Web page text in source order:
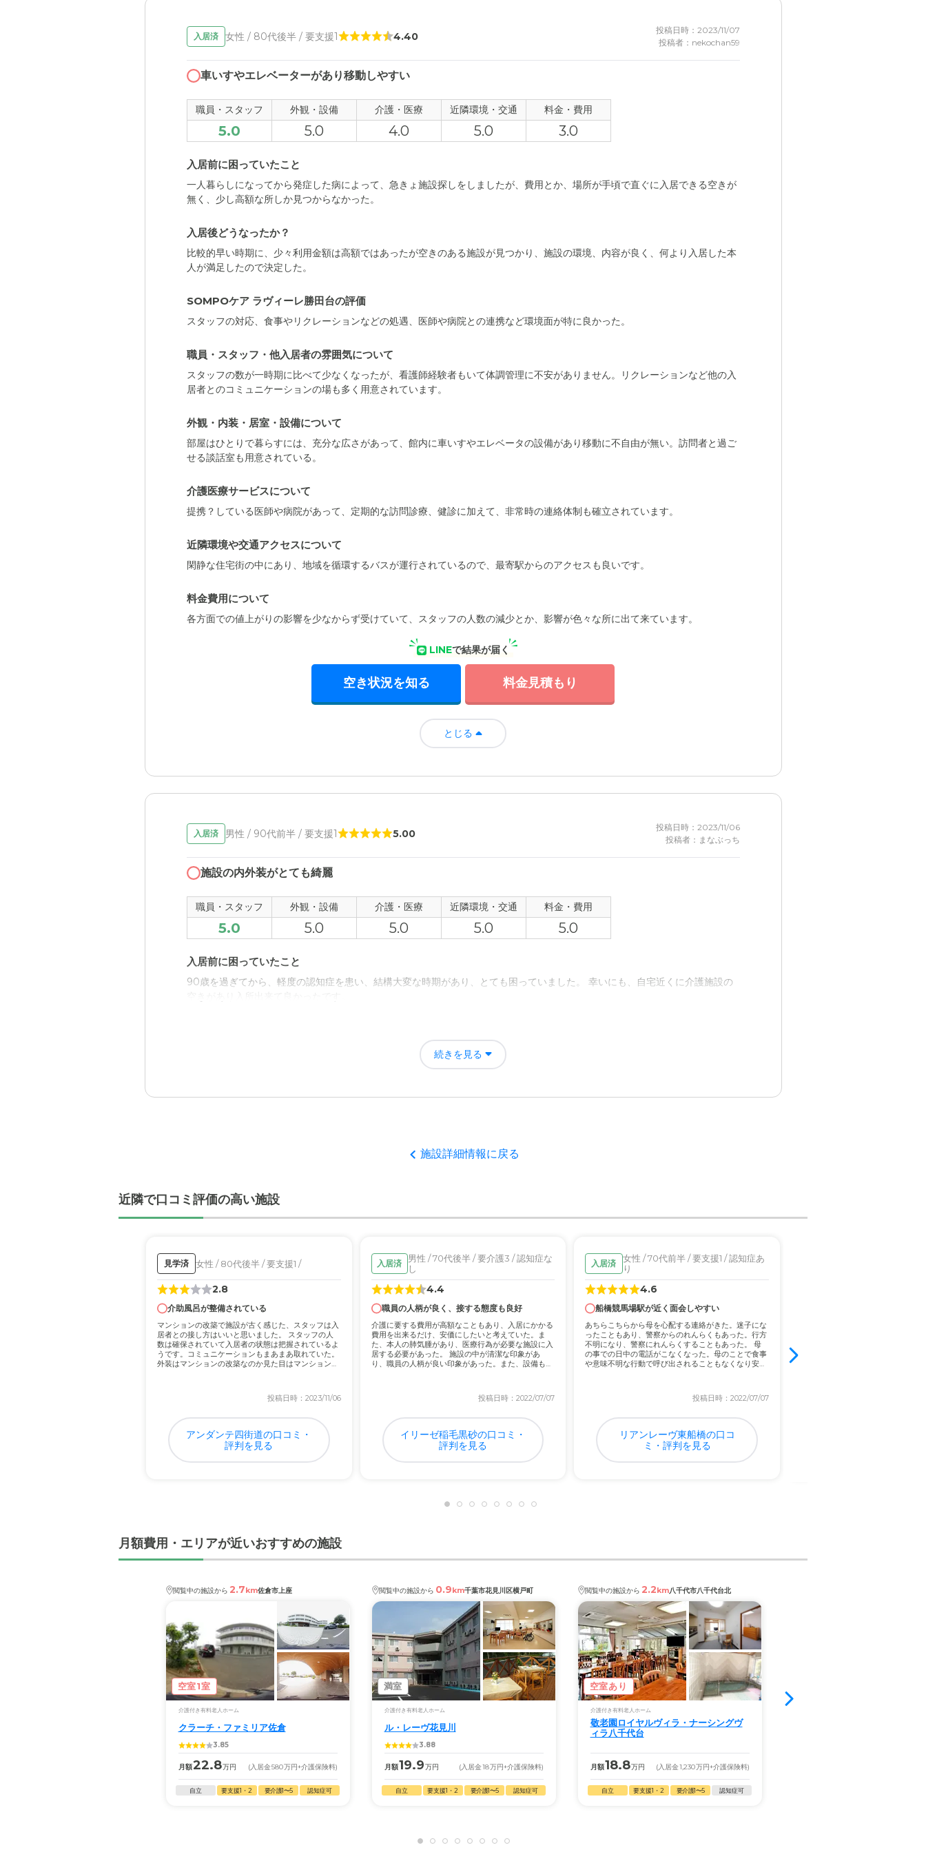
入居済 女性 / 80代後半 / 要支援1 4.40
投稿日時：2023/11/07
投稿者：nekochan59
車いすやエレベーターがあり移動しやすい
職員・スタッフ 外観・設備 介護・医療 近隣環境・交通 料金・費用
5.0 5.0 4.0 5.0 3.0
入居前に困っていたこと
一人暮らしになってから発症した病によって、急きょ施設探しをしましたが、費用とか、場所が手頃で直ぐに入居できる空きが
無く、少し高額な所しか見つからなかった。
入居後どうなったか？
比較的早い時期に、少々利用金額は高額ではあったが空きのある施設が見つかり、施設の環境、内容が良く、何より入居した本
人が満足したので決定した。
SOMPOケア ラヴィーレ勝田台の評価
スタッフの対応、食事やリクレーションなどの処遇、医師や病院との連携など環境面が特に良かった。
職員・スタッフ・他入居者の雰囲気について
スタッフの数が一時期に比べて少なくなったが、看護師経験者もいて体調管理に不安がありません。リクレーションなど他の入
居者とのコミュニケーションの場も多く用意されています。
外観・内装・居室・設備について
部屋はひとりで暮らすには、充分な広さがあって、館内に車いすやエレベータの設備があり移動に不自由が無い。訪問者と過ご
せる談話室も用意されている。
介護医療サービスについて
提携？している医師や病院があって、定期的な訪問診療、健診に加えて、非常時の連絡体制も確立されています。
近隣環境や交通アクセスについて
閑静な住宅街の中にあり、地域を循環するバスが運行されているので、最寄駅からのアクセスも良いです。
料金費用について
各方面での値上がりの影響を少なからず受けていて、スタッフの人数の減少とか、影響が色々な所に出て来ています。
LINEで結果が届く
空き状況を知る 料金見積もり
とじる
入居済 男性 / 90代前半 / 要支援1 5.00
投稿日時：2023/11/06
投稿者：まなぶっち
施設の内外装がとても綺麗
職員・スタッフ 外観・設備 介護・医療 近隣環境・交通 料金・費用
5.0 5.0 5.0 5.0 5.0
入居前に困っていたこと
90歳を過ぎてから、軽度の認知症を患い、結構大変な時期があり、とても困っていました。 幸いにも、自宅近くに介護施設の
ほぼ毎週、介護しに家に行くことが大変でした。 その大変さが、介護施設入所で解消出来た事がとても良かった事で安堵してお
SOMPOケア ラヴィーレ勝田台の評価
外観・内装・居室・設備について
介護医療サービスについて
本人第一を念頭に接してくれているので、安心してお願い来るのがとてもいいとおもいました。
近隣環境や交通アクセスについて
実家・駅からさほど離れていない距離なのでアクセスはとてもいいので、あんしんです。
料金費用について
続きを見る
施設詳細情報に戻る
近隣で口コミ評価の高い施設
見学済 女性 / 80代後半 / 要支援1 /
2.8
介助風呂が整備されている
マンションの改築で施設が古く感じた、スタッフは入
居者との接し方はいいと思いました。 スタッフの人
数は確保されていて入居者の状態は把握されているよ
うです。コミュニケーションもまあまあ取れていた。
外装はマンションの改築なのか見た目はマンション的
投稿日時：2023/11/06
アンダンテ四街道の口コミ・
評判を見る
入居済
男性 / 70代後半 / 要介護3 / 認知症な
し
4.4
職員の人柄が良く、接する態度も良好
介護に要する費用が高額なこともあり、入居にかかる
費用を出来るだけ、安価にしたいと考えていた。ま
た、本人の肺気腫があり、医療行為が必要な施設に入
居する必要があった。 施設の中が清潔な印象があ
り、職員の人柄が良い印象があった。また、設備も充
投稿日時：2022/07/07
イリーゼ稲毛黒砂の口コミ・
評判を見る
入居済
女性 / 70代前半 / 要支援1 / 認知症あ
り
4.6
船橋競馬場駅が近く面会しやすい
あちらこちらから母を心配する連絡がきた。迷子にな
ったこともあり、警察からのれんらくもあった。行方
不明になり、警察にれんらくすることもあった。 母
の事での日中の電話がこなくなった。母のことで食事
や意味不明な行動で呼び出されることもなくなり安心
投稿日時：2022/07/07
リアンレーヴ東船橋の口コ
ミ・評判を見る
月額費用・エリアが近いおすすめの施設
閲覧中の施設から 2.7km佐倉市上座
空室1室
介護付き有料老人ホーム
クラーチ・ファミリア佐倉
3.85
月額22.8万円 (入居金580万円+介護保険料)
自立 要支援1・2 要介護1〜5 認知症可
閲覧中の施設から 0.9km千葉市花見川区横戸町
満室
介護付き有料老人ホーム
ル・レーヴ花見川
3.88
月額19.9万円 (入居金18万円+介護保険料)
自立 要支援1・2 要介護1〜5 認知症可
閲覧中の施設から 2.2km八千代市八千代台北
空室あり
介護付き有料老人ホーム
敬老園ロイヤルヴィラ・ナーシングヴ
ィラ八千代台
月額18.8万円 (入居金1,230万円+介護保険料)
自立 要支援1・2 要介護1〜5 認知症可